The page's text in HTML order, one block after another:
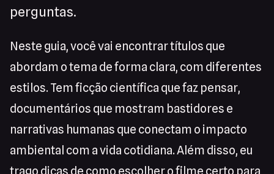
perguntas.
Neste guia, você vai encontrar títulos que
abordam o tema de forma clara, com diferentes
estilos. Tem ficção científica que faz pensar,
documentários que mostram bastidores e
narrativas humanas que conectam o impacto
ambiental com a vida cotidiana. Além disso, eu
trago dicas de como escolher o filme certo para